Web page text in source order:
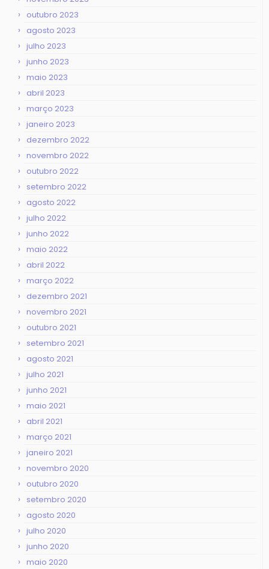
outubro 2023
agosto 2023
julho 2023
junho 2023
maio 2023
abril 2023
março 2023
janeiro 2023
dezembro 2022
novembro 2022
outubro 2022
setembro 2022
agosto 2022
julho 2022
junho 2022
maio 2022
abril 2022
março 2022
dezembro 2021
novembro 2021
outubro 2021
setembro 2021
agosto 2021
julho 2021
junho 2021
maio 2021
abril 2021
março 2021
janeiro 2021
novembro 2020
outubro 2020
setembro 2020
agosto 2020
julho 2020
junho 2020
maio 2020